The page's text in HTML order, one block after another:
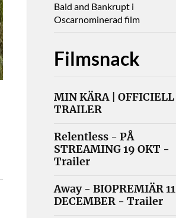
Bald and Bankrupt i
Oscarnominerad film
Filmsnack
MIN KÄRA | OFFICIELL
TRAILER
Relentless - PÅ
STREAMING 19 OKT -
Trailer
Away - BIOPREMIÄR 11
DECEMBER - Trailer